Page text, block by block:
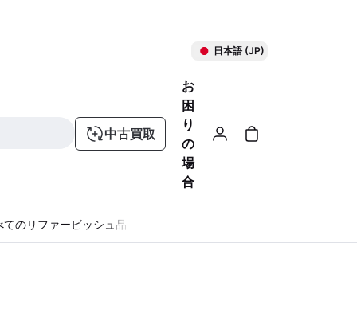
日本語 (JP)
中古買取
お
困
り
の
場
合
てのリファービッシュ品